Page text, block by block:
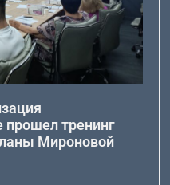
тренинг
Мироновой